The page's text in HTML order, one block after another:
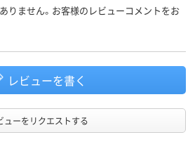
りません。お客様のレビューコメントをお
レビューを書く
ューをリクエストする